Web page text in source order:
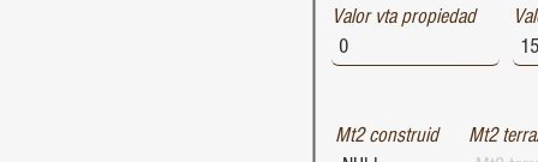
Valor vta propiedad
Mt2 construid Mt2
1729
1727